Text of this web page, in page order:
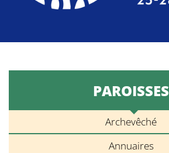
PAROISSES
Archevêché
Annuaires